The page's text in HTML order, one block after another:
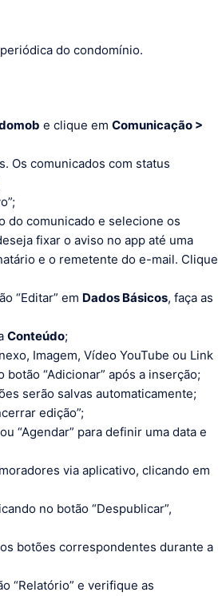
do condomínio.
e clique emComunicação >
Os comunicados com status
do comunicado e selecione os
fixar o aviso no app até uma
e o remetente do e-mail. Clique
“Editar” em Dados Básicos, faça as
Conteúdo;
Imagem, Vídeo YouTube ou Link
“Adicionar” após a inserção;
serão salvas automaticamente;
edição”;
“Agendar” para definir uma data e
via aplicativo, clicando em
no botão “Despublicar”,
botões correspondentes durante a
“Relatório” e verifique as